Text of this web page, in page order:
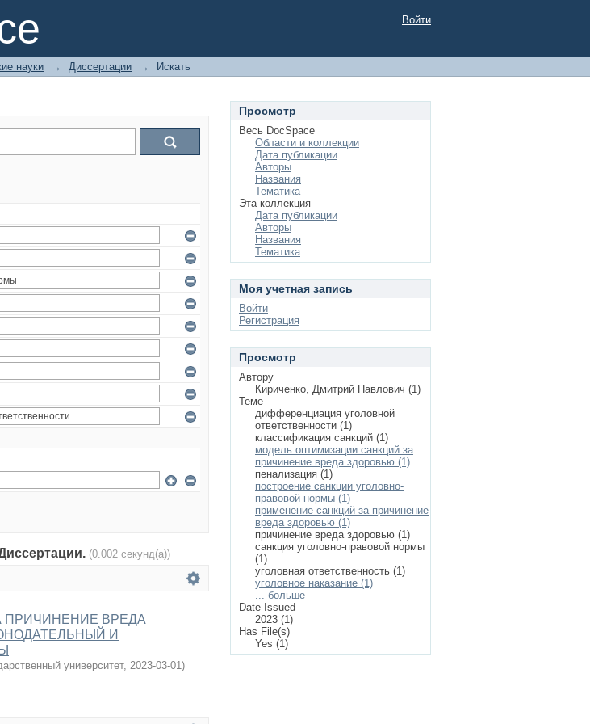
Войти
науки → Диссертации → Искать
(0.002 секунд(а))
ПРИЧИНЕНИЕ ВРЕДА
И
университет, 2023-03-01)
Просмотр
Весь DocSpace
Области и коллекции
Дата публикации
Авторы
Названия
Тематика
Эта коллекция
Дата публикации
Авторы
Названия
Тематика
Моя учетная запись
Войти
Регистрация
Просмотр
Автору
Кириченко, Дмитрий Павлович (1)
Теме
дифференциация уголовной
ответственности (1)
классификация санкций (1)
модель оптимизации санкций за
причинение вреда здоровью (1)
пенализация (1)
построение санкции уголовно-
правовой нормы (1)
применение санкций за причинение
вреда здоровью (1)
причинение вреда здоровью (1)
санкция уголовно-правовой нормы
(1)
уголовная ответственность (1)
уголовное наказание (1)
... больше
Date Issued
2023 (1)
Has File(s)
Yes (1)